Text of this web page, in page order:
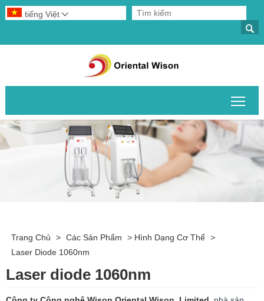

tiếng Việt 
Trang Chủ > Các Sản Phẩm > Hình Dạng Cơ Thể >
Laser Diode 1060nm
Laser diode 1060nm